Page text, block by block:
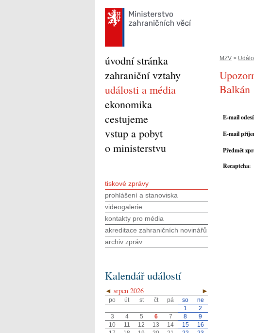
MZV >
Balkán
E-mail
E-mail
Předmět
Recaptcha:
úvodní stránka
zahraniční vztahy
události a média
ekonomika
cestujeme
vstup a pobyt
o ministerstvu
tiskové zprávy
prohlášení a stanoviska
videogalerie
kontakty pro média
akreditace zahraničních novinářů
archiv zpráv
Kalendář událostí
◄ ►
srpen 2026
po út st čt pá so
ne
1
2
3
4 5 6 7 8
9
10
11 12 13 14 15
16